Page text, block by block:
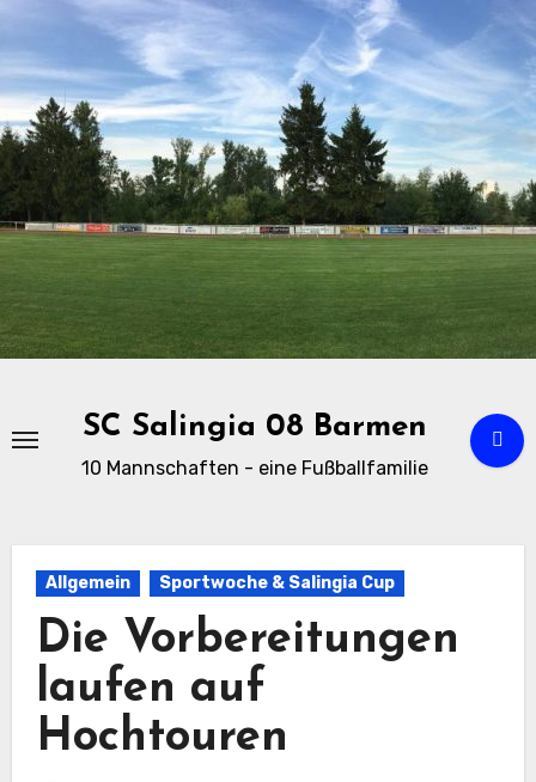
Zu
Inhalten
springen
SC Salingia 08 Barmen
10 Mannschaften - eine Fußballfamilie
Allgemein Sportwoche & Salingia Cup
Die Vorbereitungen
laufen auf
Hochtouren